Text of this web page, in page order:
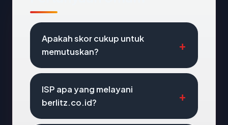
Apakah skor cukup untuk
memutuskan?
ISP apa yang melayani
berlitz.co.id?